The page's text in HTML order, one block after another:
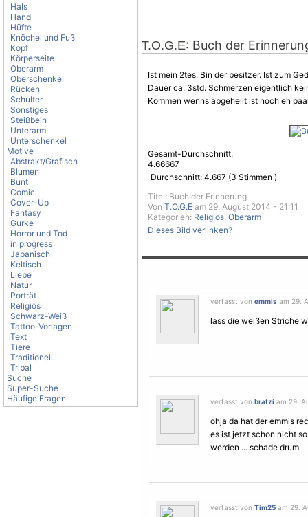
Hals
Hand
Hüfte
Knöchel und Fuß
Kopf
Körperseite
Oberarm
Oberschenkel
Rücken
Schulter
Sonstiges
Steißbein
Unterarm
Unterschenkel
Motive
Abstrakt/Grafisch
Blumen
Bunt
Comic
Cover-Up
Fantasy
Gurke
Horror und Tod
in progress
Japanisch
Keltisch
Liebe
Natur
Porträt
Religiös
Schwarz-Weiß
Tattoo-Vorlagen
Text
Tiere
Traditionell
Tribal
Suche
Super-Suche
Häufige Fragen
T.O.G.E: Buch der
Ist mein 2tes. Bin der besitzer. Ist zum
Dauer ca. 3std. Schmerzen eigentlich
Kommen wenns abgeheilt ist noch en
Gesamt-Durchschnitt:
4.66667
Durchschnitt: 4.667 (3 Stimmen )
Titel: Buch der Erinnerung
Von T.O.G.E am 29. August 2014 - 21:11
Kategorien: Religiös, Oberarm
Dieses Bild verlinken?
verfasst von emmis am 29.
lass die weißen Striche
verfasst von bratzi am 29.
ohja da hat der emmis
es ist jetzt schon nicht
werden ... schade drum
verfasst von Tim25 am 29.